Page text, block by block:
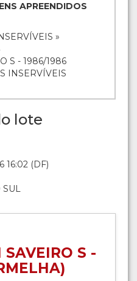
APREENDIDOS
»
S - 1986/1986
INSERVÍVEIS
lote
16:02 (DF)
SUL
S -